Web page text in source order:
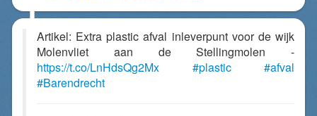
Artikel: Extra plastic afval inleverpunt voor de wijk
Molenvliet aan de Stellingmolen -
https://t.co/LnHdsQg2Mx
#plastic
#afval
#Barendrecht